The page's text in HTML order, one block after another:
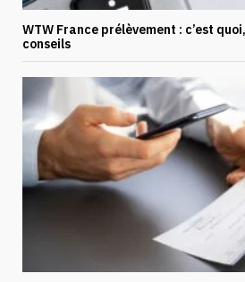
WTW France prélèvement : c’est
conseils